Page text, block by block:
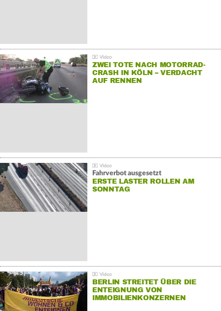
ZWEI TOTE NACH MOTORRAD-
CRASH IN KÖLN – VERDACHT
AUF RENNEN
Fahrverbot ausgesetzt
ERSTE LASTER ROLLEN AM
SONNTAG
BERLIN STREITET ÜBER DIE
ENTEIGNUNG VON
IMMOBILIENKONZERNEN